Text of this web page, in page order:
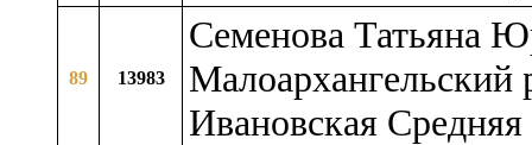
89 13983
Семенова Татьяна
Ивановская